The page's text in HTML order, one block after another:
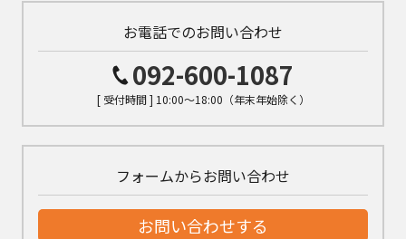
お電話でのお問い合わせ
092-600-1087
[ 受付時間 ] 10:00～18:00（年末年始除く）
フォームからお問い合わせ
お問い合わせする